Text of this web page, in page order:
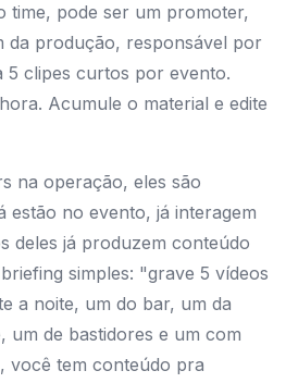
time, pode ser um promoter,
da produção, responsável por
5 clipes curtos por evento.
Acumule o material e edite
na operação, eles são
estão no evento, já interagem
deles já produzem conteúdo
simples: "grave 5 vídeos
a noite, um do bar, um da
um de bastidores e um com
você tem conteúdo pra